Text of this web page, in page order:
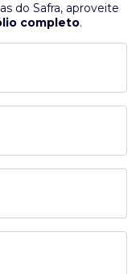
do Safra, aproveite
completo.